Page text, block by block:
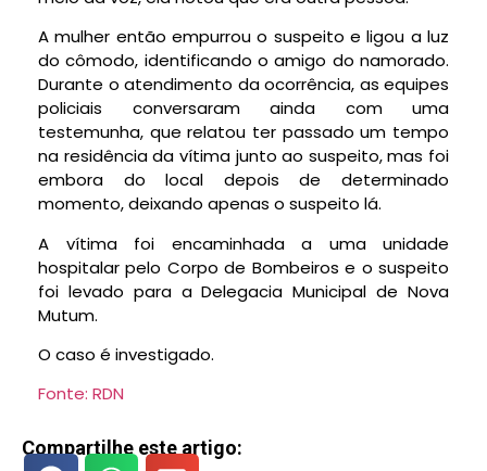
A mulher então empurrou o suspeito e ligou a luz
do cômodo, identificando o amigo do namorado.
Durante o atendimento da ocorrência, as equipes
policiais conversaram ainda com uma
testemunha, que relatou ter passado um tempo
na residência da vítima junto ao suspeito, mas foi
embora do local depois de determinado
momento, deixando apenas o suspeito lá.
A vítima foi encaminhada a uma unidade
hospitalar pelo Corpo de Bombeiros e o suspeito
foi levado para a Delegacia Municipal de Nova
Mutum.
O caso é investigado.
Fonte: RDN
Compartilhe este artigo: